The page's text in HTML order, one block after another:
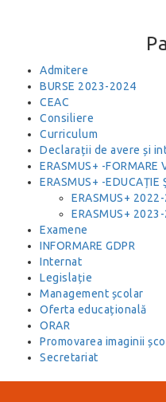
Admitere
BURSE 2023-2024
CEAC
Consiliere
Curriculum
Declarații de avere și
ERASMUS+ -FORMARE
ERASMUS+ -EDUCAȚIE
ERASMUS+
ERASMUS+
Examene
INFORMARE GDPR
Internat
Legislație
Management școlar
Oferta educațională
ORAR
Promovarea imaginii
Secretariat